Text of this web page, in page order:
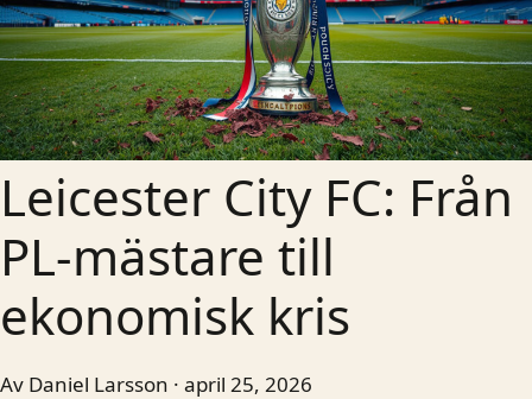
Leicester City FC: Från
PL-mästare till
ekonomisk kris
Av Daniel Larsson · april 25, 2026